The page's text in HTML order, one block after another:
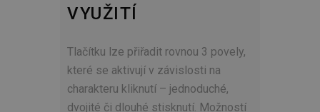
VYUŽITÍ
Tlačítku lze přiřadit rovnou 3 povely,
které se aktivují v závislosti na
charakteru kliknutí – jednoduché,
dvojité či dlouhé stisknutí. Možností